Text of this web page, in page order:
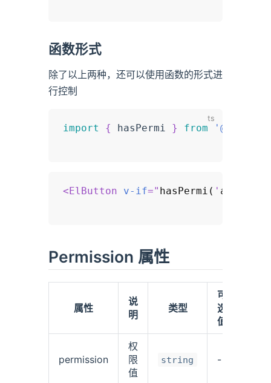
函数形式
除了以上两种，还可以使用函数的形式进
行控制
import { hasPermi } from '@/
<ElButton v-if=" hasPermi( ' add
Permission 属性
属性
说
明
类型
可
选
值
permission
权
限
值
string -